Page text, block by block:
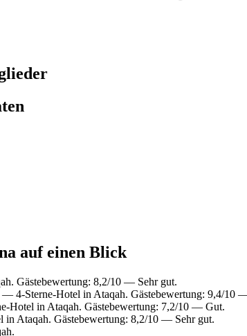
auf einen Blick
Gästebewertung: 8,2/10 — Sehr gut.
— 4-Sterne-Hotel in Ataqah. Gästebewertung: 9,4/10
Hotel in Ataqah. Gästebewertung: 7,2/10 — Gut.
Ataqah. Gästebewertung: 8,2/10 — Sehr gut.